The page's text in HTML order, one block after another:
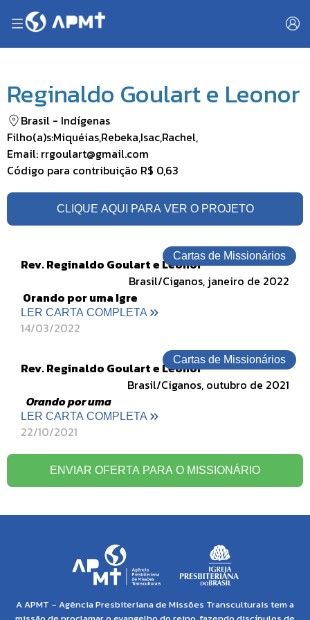
Reginaldo Goulart e Leonor
Brasil - Indígenas
Filho(a)s:Miquéias,Rebeka,Isac,Rachel,
Email: rrgoulart@gmail.com
Código para contribuição R$ 0,63
CLIQUE AQUI PARA VER O PROJETO
Cartas de Missionários
Rev. Reginaldo Goulart e Leonor
Brasil/Ciganos, janeiro de 2022
Orando por uma Igre
LER CARTA COMPLETA
14/03/2022
Cartas de Missionários
Rev. Reginaldo Goulart e Leonor
Brasil/Ciganos, outubro de 2021
Orando por uma
LER CARTA COMPLETA
22/10/2021
ENVIAR OFERTA PARA O MISSIONÁRIO
A APMT – Agência Presbiteriana de Missões Transculturais tem a